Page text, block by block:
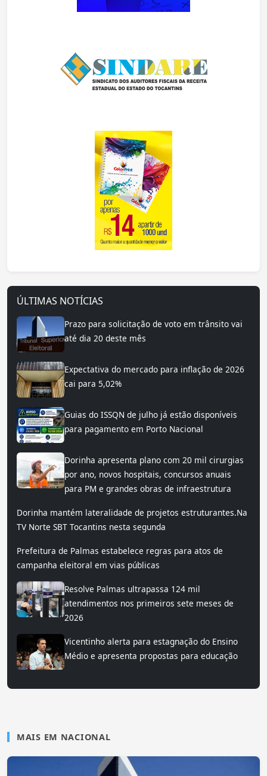
ÚLTIMAS NOTÍCIAS
Prazo para solicitação de voto em trânsito vai
até dia 20 deste mês
Expectativa do mercado para inflação de 2026
cai para 5,02%
Guias do ISSQN de julho já estão disponíveis
para pagamento em Porto Nacional
Dorinha apresenta plano com 20 mil cirurgias
por ano, novos hospitais, concursos anuais
para PM e grandes obras de infraestrutura
Dorinha mantém lateralidade de projetos estruturantes.Na
TV Norte SBT Tocantins nesta segunda
Prefeitura de Palmas estabelece regras para atos de
campanha eleitoral em vias públicas
Resolve Palmas ultrapassa 124 mil
atendimentos nos primeiros sete meses de
2026
Vicentinho alerta para estagnação do Ensino
Médio e apresenta propostas para educação
MAIS EM NACIONAL